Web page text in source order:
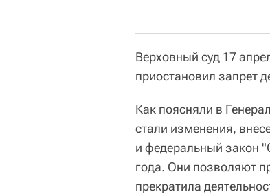
Верховный суд 17
приостановил запрет
Как поясняли в
стали изменения,
и федеральный закон
года. Они позволяют
прекратила